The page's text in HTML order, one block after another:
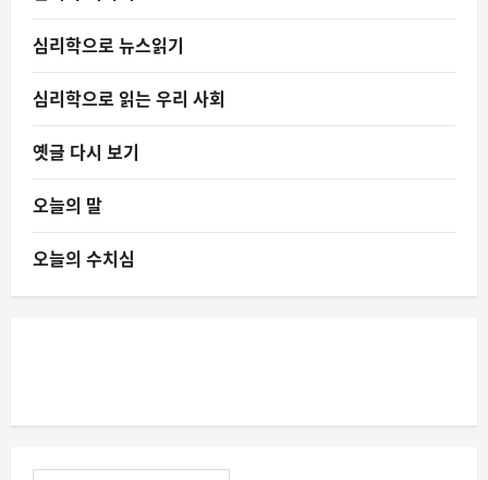
심리학으로 뉴스읽기
심리학으로 읽는 우리 사회
옛글 다시 보기
오늘의 말
오늘의 수치심